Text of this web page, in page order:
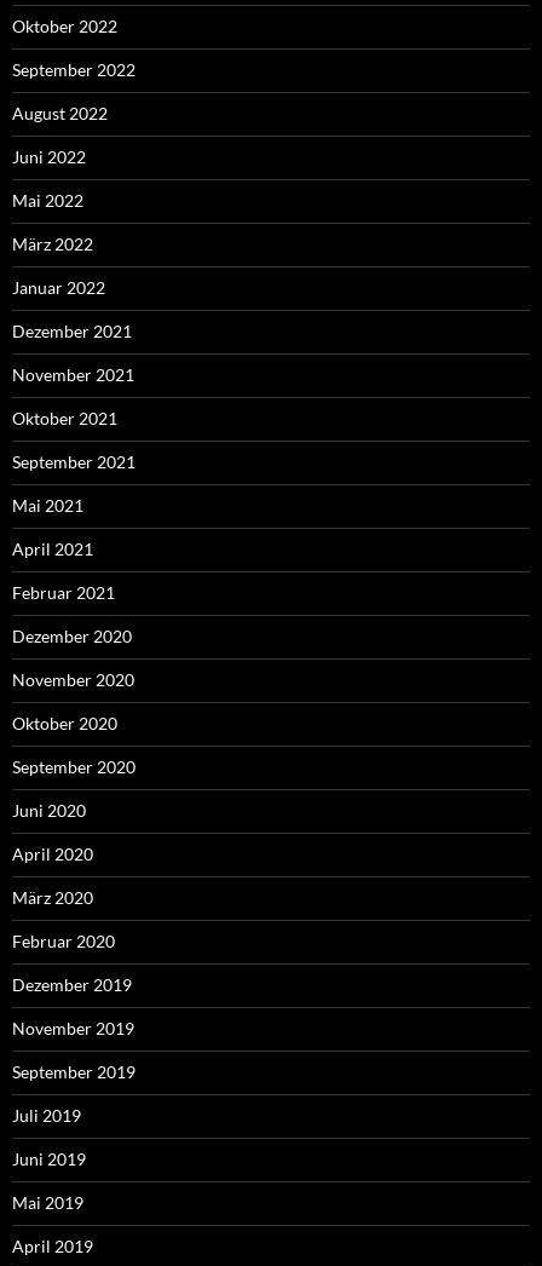
Oktober 2022
September 2022
August 2022
Juni 2022
Mai 2022
März 2022
Januar 2022
Dezember 2021
November 2021
Oktober 2021
September 2021
Mai 2021
April 2021
Februar 2021
Dezember 2020
November 2020
Oktober 2020
September 2020
Juni 2020
April 2020
März 2020
Februar 2020
Dezember 2019
November 2019
September 2019
Juli 2019
Juni 2019
Mai 2019
April 2019